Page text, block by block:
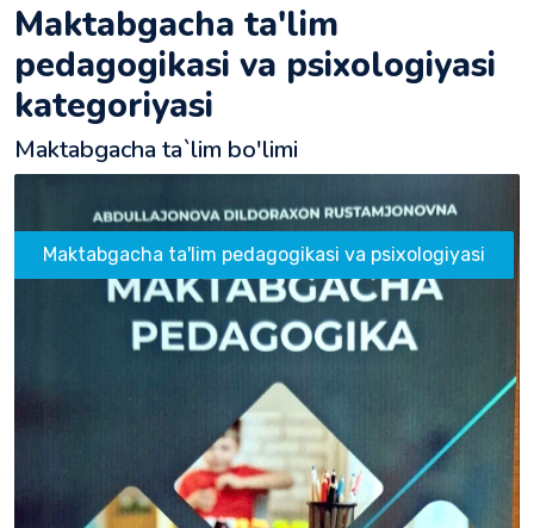
Maktabgacha ta'lim
pedagogikasi va psixologiyasi
kategoriyasi
Maktabgacha ta`lim bo'limi
Maktabgacha ta'lim pedagogikasi va psixologiyasi